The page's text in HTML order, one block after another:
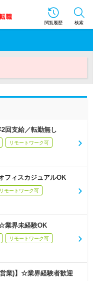
閲覧履歴 検索
回支給／転勤無し
リモートワーク可
フィスカジュアルOK
リモートワーク可
業界未経験OK
リモートワーク可
業)】☆業界経験者歓迎